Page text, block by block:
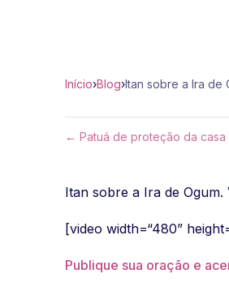
Início›Blog›Itan sobre a Ira de
← Patuá de proteção da
Itan sobre a Ira de Ogum.
[video width=“480”
Publique sua oração e